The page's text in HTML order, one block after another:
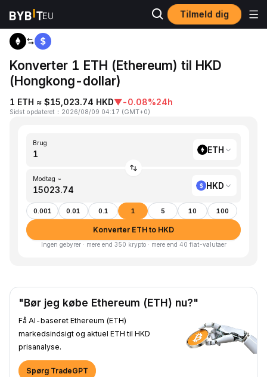
Tilmeld dig
Hjem ETH to HKD
Konverter 1 ETH (Ethereum) til HKD
(Hongkong-dollar)
1 ETH ≈ $15,023.74 HKD▼-0.08%24h
Sidst opdateret ： 2026/08/09 04:17 (GMT+0)
Brug
ETH
Modtag ~
HKD
0.001 0.01 0.1 1 5 10 100
Konverter ETH to HKD
Ingen gebyrer · mere end 350 krypto · mere end 40 fiat-valutaer
"Bør jeg købe Ethereum (ETH) nu?"
Få AI-baseret Ethereum (ETH)
markedsindsigt og aktuel ETH til HKD
prisanalyse.
Spørg TradeGPT